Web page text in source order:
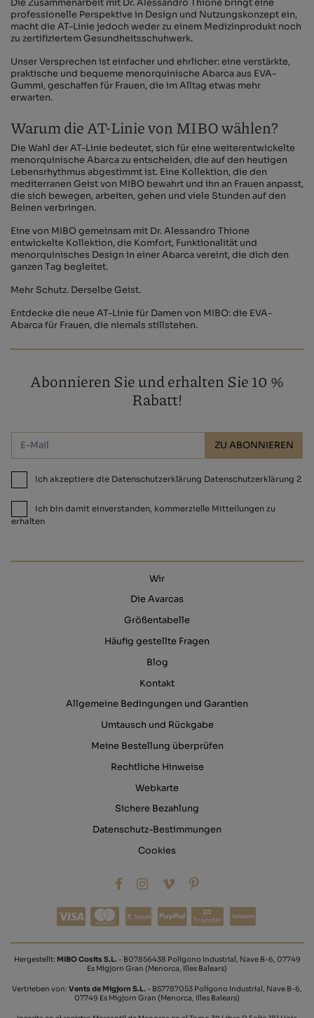
Die Zusammenarbeit mit Dr. Alessandro Thione bringt eine
professionelle Perspektive in Design und Nutzungskonzept ein,
macht die AT-Linie jedoch weder zu einem Medizinprodukt noch
zu zertifiziertem Gesundheitsschuhwerk.
Unser Versprechen ist einfacher und ehrlicher: eine verstärkte,
praktische und bequeme menorquinische Abarca aus EVA-
Gummi, geschaffen für Frauen, die im Alltag etwas mehr
erwarten.
Warum die AT-Linie von MIBO wählen?
Die Wahl der AT-Linie bedeutet, sich für eine weiterentwickelte
menorquinische Abarca zu entscheiden, die auf den heutigen
Lebensrhythmus abgestimmt ist. Eine Kollektion, die den
mediterranen Geist von MIBO bewahrt und ihn an Frauen anpasst,
die sich bewegen, arbeiten, gehen und viele Stunden auf den
Beinen verbringen.
Eine von MIBO gemeinsam mit Dr. Alessandro Thione
entwickelte Kollektion, die Komfort, Funktionalität und
menorquinisches Design in einer Abarca vereint, die dich den
ganzen Tag begleitet.
Mehr Schutz. Derselbe Geist.
Entdecke die neue AT-Linie für Damen von MIBO: die EVA-
Abarca für Frauen, die niemals stillstehen.
Abonnieren Sie und erhalten Sie 10 %
Rabatt!
ZU ABONNIEREN
Ich akzeptiere die Datenschutzerklärung Datenschutzerklärung 2
Ich bin damit einverstanden, kommerzielle Mitteilungen zu
erhalten
Wir
Die Avarcas
Größentabelle
Häufig gestellte Fragen
Blog
Kontakt
Allgemeine Bedingungen und Garantien
Umtausch und Rückgabe
Meine Bestellung überprüfen
Rechtliche Hinweise
Webkarte
Sichere Bezahlung
Datenschutz-Bestimmungen
Cookies
Transfer
Hergestellt: MIBO Cosits S.L.- B07856438 Polígono Industrial, Nave B-6, 07749
Es Migjorn Gran (Menorca, Illes Balears)
Vertrieben von: Vents de Migjorn S.L. - B57787053 Polígono Industrial, Nave B-6,
07749 Es Migjorn Gran (Menorca, Illes Balears)